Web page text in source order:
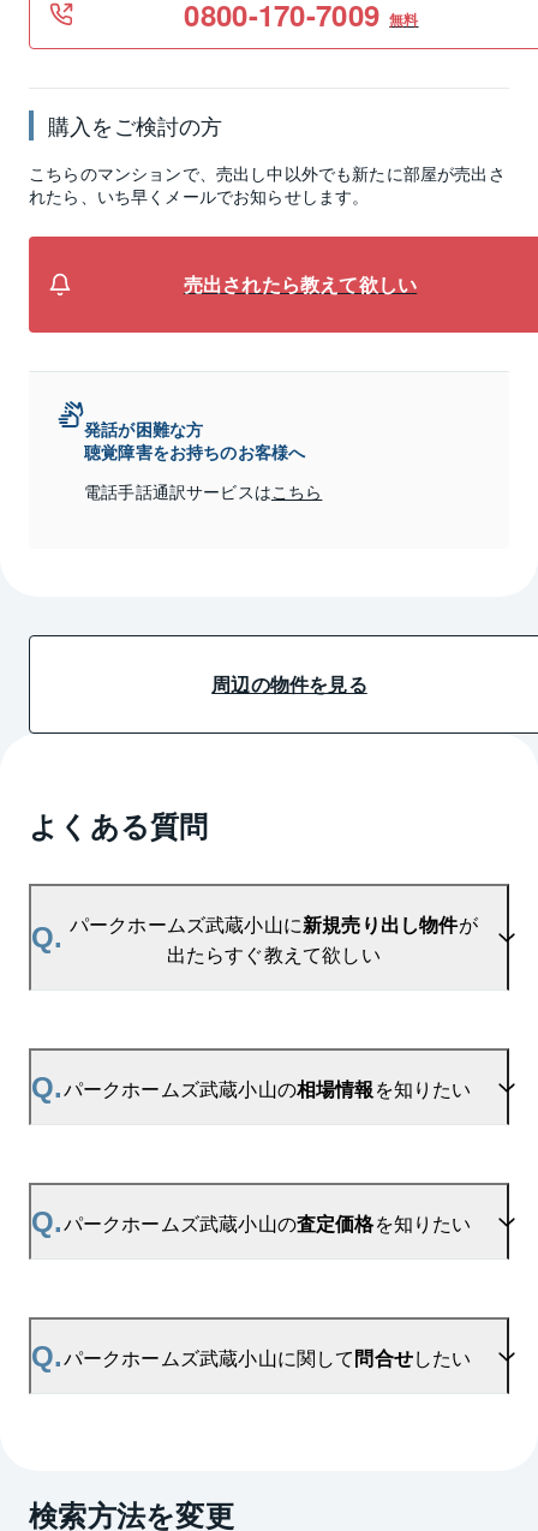
0800-170-7009 無料
購入をご検討の方
こちらのマンションで、売出し中以外でも新たに部屋が売出さ
れたら、いち早くメールでお知らせします。
売出されたら教えて欲しい
発話が困難な方
聴覚障害をお持ちのお客様へ
電話手話通訳サービスはこちら
周辺の物件を見る
よくある質問
Q. パークホームズ武蔵小山に新規売り出し物件が
出たらすぐ教えて欲しい
A.当サイトには、「売り出されたら教えて」リクエス
ト機能がございます。お気に入りのマンションをご
Q.パークホームズ武蔵小山の相場情報 を知りたい
A.参考相場価格、参考相場賃料を掲載しております。
パークホームズ武蔵小山の過去の販売事例や、周辺
Q.パークホームズ武蔵小山の査定価格を知りたい
A.パークホームズ武蔵小山の無料売却査定は
お問い合わせフォームよりお問い合わせください。
Q.パークホームズ武蔵小山に関して 問合せしたい
賃貸に関するお問い合わせは、
検索方法を変更